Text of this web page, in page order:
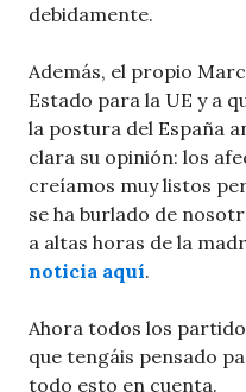
debidamente.
Además, el propio
Estado para la UE y a
la postura del España
clara su opinión: los
creíamos muy listos
se ha burlado de
a altas horas de la
noticia aquí.
Ahora todos los
que tengáis pensado
todo esto en cuenta.